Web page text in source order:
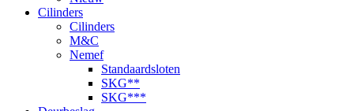
Cilinders
Cilinders
M&C
Nemef
Standaardsloten
SKG**
SKG***